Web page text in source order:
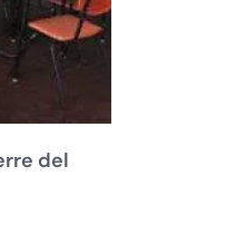
del